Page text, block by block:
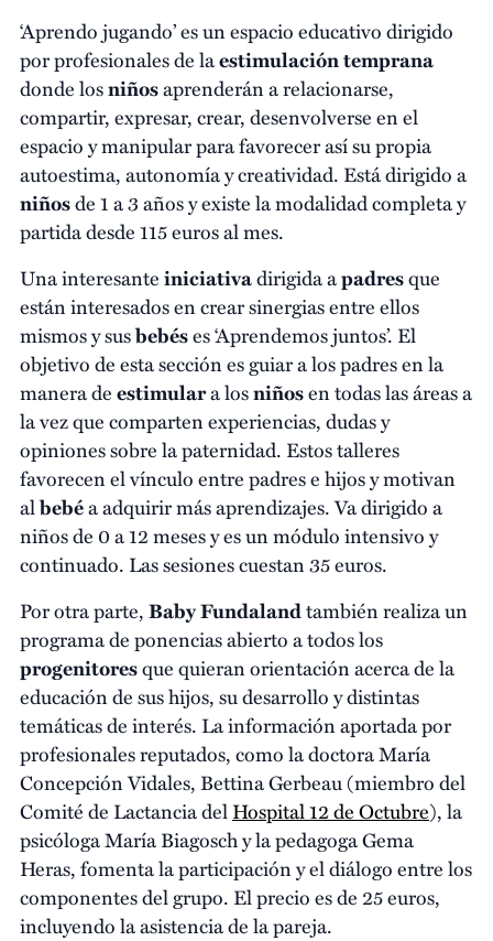
‘Aprendo jugando’ es un espacio educativo dirigido
por profesionales de laestimulacióntemprana
donde losniñosaprenderán a relacionarse,
compartir, expresar, crear, desenvolverse en el
espacio y manipular para favorecer así su propia
autoestima, autonomía y creatividad. Está dirigido a
niñosde 1 a 3 años y existe la modalidad completa y
partida desde 115 euros al mes.
Una interesanteiniciativadirigida apadresque
están interesados en crear sinergias entre ellos
mismos y susbebéses ‘Aprendemos juntos’. El
objetivo de esta sección es guiar a los padres en la
manera deestimulara losniñosen todas las áreas a
la vez que comparten experiencias, dudas y
opiniones sobre la paternidad. Estos talleres
favorecen el vínculo entre padres e hijos y motivan
albebéa adquirir más aprendizajes. Va dirigido a
niños de 0 a 12 meses y es un módulo intensivo y
continuado. Las sesiones cuestan 35 euros.
Por otra parte,Baby Fundalandtambién realiza un
programa de ponencias abierto a todos los
progenitoresque quieran orientación acerca de la
educación de sus hijos, su desarrollo y distintas
temáticas de interés. La información aportada por
profesionales reputados, como la doctora María
Concepción Vidales, Bettina Gerbeau (miembro del
Comité de Lactancia delHospital 12 de Octubre), la
psicóloga María Biagosch y la pedagoga Gema
Heras, fomenta la participación y el diálogo entre los
componentes del grupo. El precio es de 25 euros,
incluyendo la asistencia de la pareja.